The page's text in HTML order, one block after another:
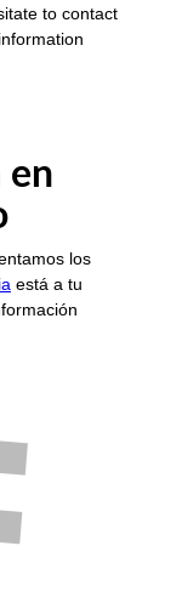
to contact
en
los
está a tu